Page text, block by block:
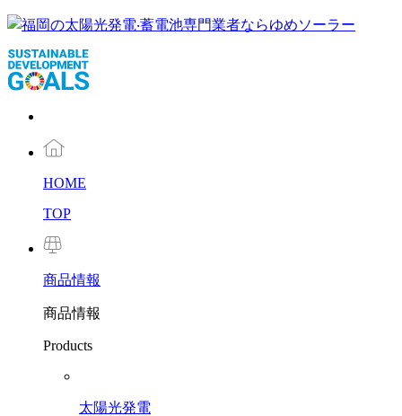
HOME
TOP
商品情報
商品情報
Products
太陽光発電